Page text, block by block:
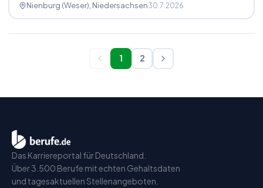
Nienburg (Weser) , Niedersachsen30.7.2026
1 2
Das Karriereportal für Deutschland.
Über 3.500 Berufe mit echten Gehaltsdaten
und tagesaktuellen Stellenangeboten.